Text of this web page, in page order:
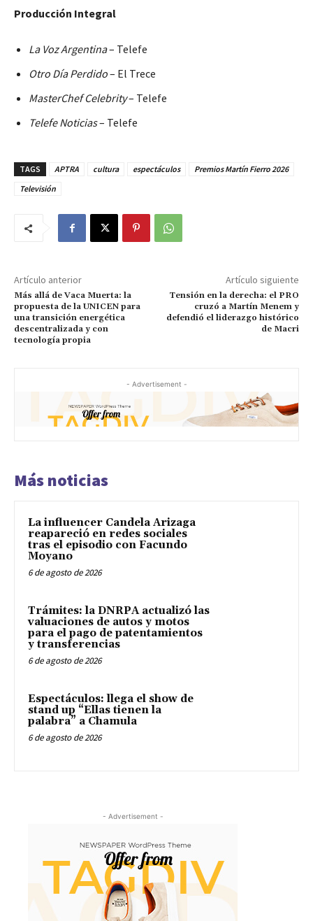
Producción Integral
La Voz Argentina– Telefe
Otro Día Perdido– El Trece
MasterChef Celebrity– Telefe
Telefe Noticias– Telefe
TAGS APTRA cultura espectáculos
Premios Martín Fierro 2026
Televisión
Artículo anterior
Más allá de Vaca Muerta: la
propuesta de la UNICEN para
una transición energética
descentralizada y con
tecnología propia
Artículo siguiente
Tensión en la derecha: el PRO
cruzó a Martín Menem y
defendió el liderazgo histórico
de Macri
- Advertisement -
Más noticias
La influencer Candela Arizaga
reapareció en redes sociales
tras el episodio con Facundo
Moyano
6 de agosto de 2026
Trámites: la DNRPA actualizó las
valuaciones de autos y motos
para el pago de patentamientos
y transferencias
6 de agosto de 2026
Espectáculos: llega el show de
stand up “Ellas tienen la
palabra” a Chamula
6 de agosto de 2026
- Advertisement -